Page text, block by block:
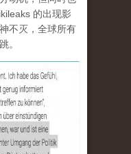
的出现影
不灭，全球所有
。